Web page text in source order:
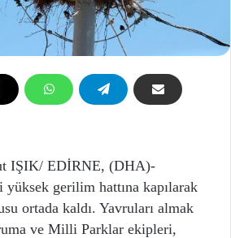
IŞIK/ EDİRNE, (DHA)-
yüksek gerilim hattına kapılarak
ortada kaldı. Yavruları almak
ve Milli Parklar ekipleri,